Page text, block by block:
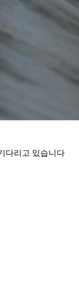
다리고 있습니다